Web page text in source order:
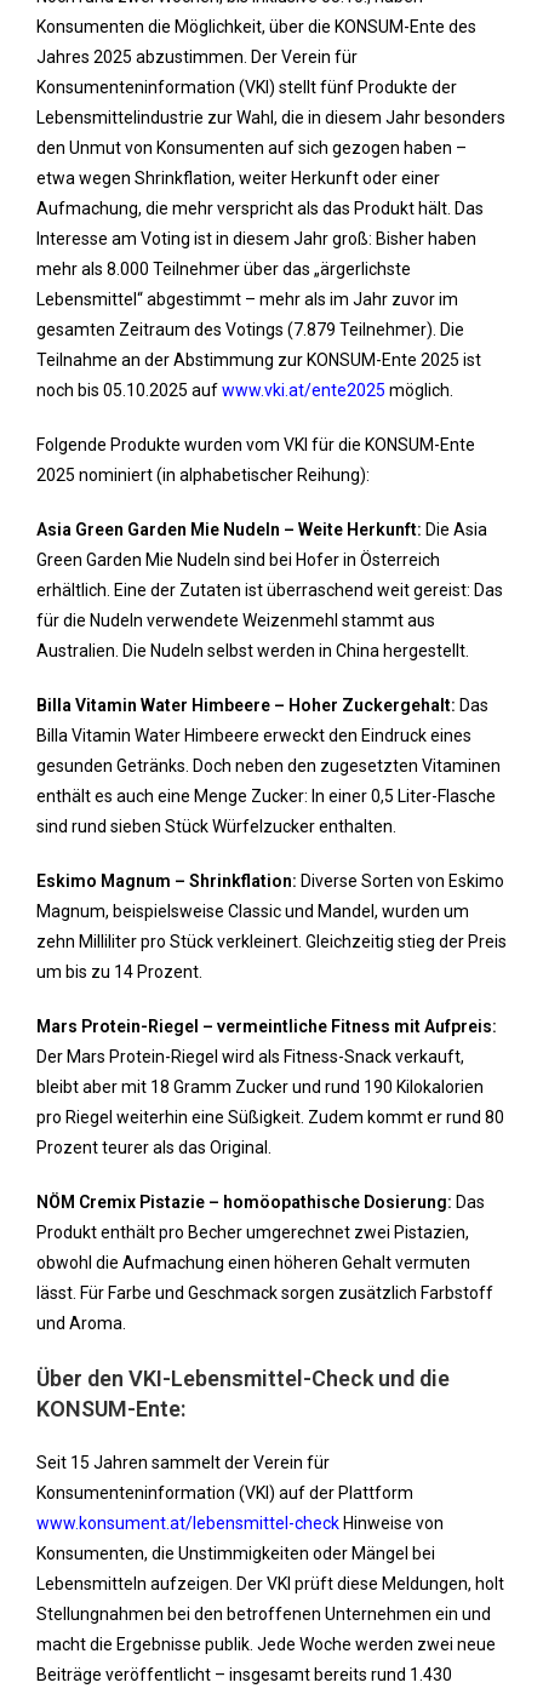
Konsumenten die Möglichkeit, über die KONSUM-Ente des
Jahres 2025 abzustimmen. Der Verein für
Konsumenteninformation (VKI) stellt fünf Produkte der
Lebensmittelindustrie zur Wahl, die in diesem Jahr besonders
den Unmut von Konsumenten auf sich gezogen haben –
etwa wegen Shrinkflation, weiter Herkunft oder einer
Aufmachung, die mehr verspricht als das Produkt hält. Das
Interesse am Voting ist in diesem Jahr groß: Bisher haben
mehr als 8.000 Teilnehmer über das „ärgerlichste
Lebensmittel“ abgestimmt – mehr als im Jahr zuvor im
gesamten Zeitraum des Votings (7.879 Teilnehmer). Die
Teilnahme an der Abstimmung zur KONSUM-Ente 2025 ist
noch bis 05.10.2025 aufwww.vki.at/ente2025 möglich.
Folgende Produkte wurden vom VKI für die KONSUM-Ente
2025 nominiert (in alphabetischer Reihung):
Asia Green Garden Mie Nudeln – Weite Herkunft: Die Asia
Green Garden Mie Nudeln sind bei Hofer in Österreich
erhältlich. Eine der Zutaten ist überraschend weit gereist: Das
für die Nudeln verwendete Weizenmehl stammt aus
Australien. Die Nudeln selbst werden in China hergestellt.
Billa Vitamin Water Himbeere – Hoher Zuckergehalt: Das
Billa Vitamin Water Himbeere erweckt den Eindruck eines
gesunden Getränks. Doch neben den zugesetzten Vitaminen
enthält es auch eine Menge Zucker: In einer 0,5 Liter-Flasche
sind rund sieben Stück Würfelzucker enthalten.
Eskimo Magnum – Shrinkflation: Diverse Sorten von Eskimo
Magnum, beispielsweise Classic und Mandel, wurden um
zehn Milliliter pro Stück verkleinert. Gleichzeitig stieg der Preis
um bis zu 14 Prozent.
Mars Protein-Riegel – vermeintliche Fitness mit Aufpreis:
Der Mars Protein-Riegel wird als Fitness-Snack verkauft,
bleibt aber mit 18 Gramm Zucker und rund 190 Kilokalorien
pro Riegel weiterhin eine Süßigkeit. Zudem kommt er rund 80
Prozent teurer als das Original.
NÖM Cremix Pistazie – homöopathische Dosierung: Das
Produkt enthält pro Becher umgerechnet zwei Pistazien,
obwohl die Aufmachung einen höheren Gehalt vermuten
lässt. Für Farbe und Geschmack sorgen zusätzlich Farbstoff
und Aroma.
Über den VKI-Lebensmittel-Check und die
KONSUM-Ente:
Seit 15 Jahren sammelt der Verein für
Konsumenteninformation (VKI) auf der Plattform
www.konsument.at/lebensmittel-check Hinweise von
Konsumenten, die Unstimmigkeiten oder Mängel bei
Lebensmitteln aufzeigen. Der VKI prüft diese Meldungen, holt
Stellungnahmen bei den betroffenen Unternehmen ein und
macht die Ergebnisse publik. Jede Woche werden zwei neue
Beiträge veröffentlicht – insgesamt bereits rund 1.430